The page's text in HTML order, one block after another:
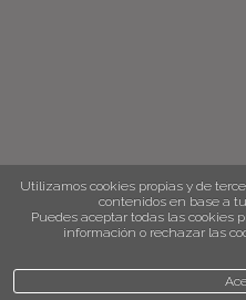
Utilizamos cookies propias y de
contenidos en base a
Puedes aceptar todas las cookies
información o rechazar las